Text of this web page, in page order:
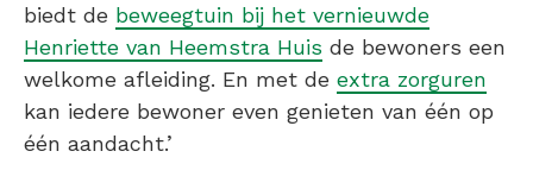
biedt de beweegtuin bij het vernieuwde
Henriette van Heemstra Huis de bewoners een
welkome afleiding. En met de extra zorguren
kan iedere bewoner even genieten van één op
één aandacht.’